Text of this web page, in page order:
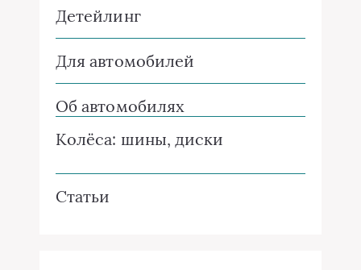
Детейлинг
Для автомобилей
Об автомобилях
Колёса: шины, диски
Статьи